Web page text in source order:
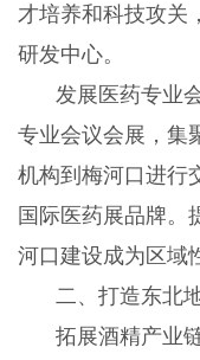
才培养和科技攻关
研发中心。
发展医药专业
专业会议会展，集
机构到梅河口进行
国际医药展品牌。
河口建设成为区域
二、打造东北
拓展酒精产业